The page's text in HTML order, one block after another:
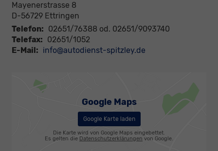
Mayenerstrasse 8
D-56729 Ettringen
Telefon: 02651/76388 od. 02651/9093740
Telefax: 02651/1052
E-Mail: info@autodienst-spitzley.de
Google Maps
Google Karte laden
Die Karte wird von Google Maps eingebettet.
Es gelten die Datenschutzerklärungen von Google.